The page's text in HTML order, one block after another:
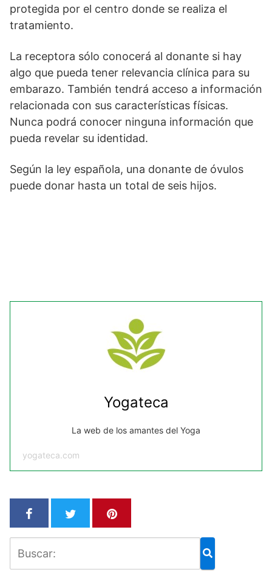
protegida por el centro donde se realiza el
tratamiento.
La receptora sólo conocerá al donante si hay
algo que pueda tener relevancia clínica para su
embarazo. También tendrá acceso a información
relacionada con sus características físicas.
Nunca podrá conocer ninguna información que
pueda revelar su identidad.
Según la ley española, una donante de óvulos
puede donar hasta un total de seis hijos.
Yogateca
La web de los amantes del Yoga
yogateca.com